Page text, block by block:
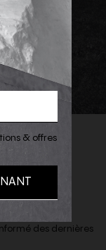
des dernières
& offres